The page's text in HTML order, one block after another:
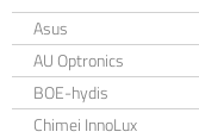
Asus
AU Optronics
BOE-hydis
Chimei InnoLux